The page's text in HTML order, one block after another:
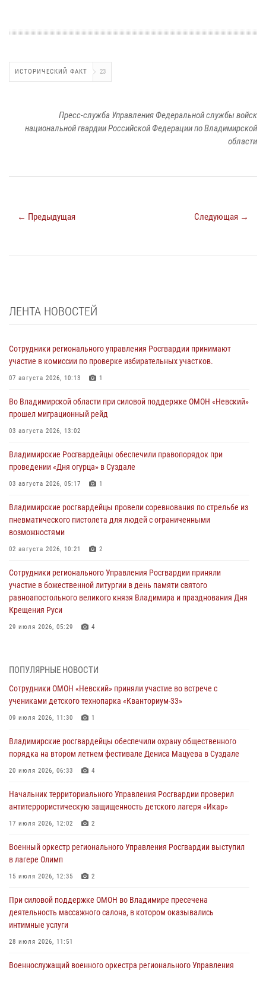
ИСТОРИЧЕСКИЙ ФАКТ 23
Пресс-служба Управления Федеральной службы войск
национальной гвардии Российской Федерации по Владимирской
области
← Предыдущая Следующая →
ЛЕНТА НОВОСТЕЙ
Сотрудники регионального управления Росгвардии принимают
участие в комиссии по проверке избирательных участков.
07 августа 2026, 10:13 1
Во Владимирской области при силовой поддержке ОМОН «Невский»
прошел миграционный рейд
03 августа 2026, 13:02
Владимирские Росгвардейцы обеспечили правопорядок при
проведении «Дня огурца» в Суздале
03 августа 2026, 05:17 1
Владимирские росгвардейцы провели соревнования по стрельбе из
пневматического пистолета для людей с ограниченными
возможностями
02 августа 2026, 10:21 2
Сотрудники регионального Управления Росгвардии приняли
участие в божественной литургии в день памяти святого
равноапостольного великого князя Владимира и празднования Дня
Крещения Руси
29 июля 2026, 05:29 4
интимные услуги
28 июля 2026, 11:51
Во Владимирcкой области открыли профильную Росгвардейскую
27 июля 2026, 16:43 2
Владимирские росгвардейцы обеспечили охрану общественного
20 июля 2026, 06:33 4
Военнослужащий военного оркестра регионального Управления
105-летию Центрального округа
19 июля 2026, 11:17
антитеррористическую защищенность детского лагеря «Икар»
17 июля 2026, 12:02 2
ПОПУЛЯРНЫЕ НОВОСТИ
Сотрудники ОМОН «Невский» приняли участие во встрече с
учениками детского технопарка «Кванториум-33»
09 июля 2026, 11:30 1
Владимирские росгвардейцы обеспечили охрану общественного
порядка на втором летнем фестивале Дениса Мацуева в Суздале
20 июля 2026, 06:33 4
Начальник территориального Управления Росгвардии проверил
антитеррористическую защищенность детского лагеря «Икар»
17 июля 2026, 12:02 2
Военный оркестр регионального Управления Росгвардии выступил
в лагере Олимп
15 июля 2026, 12:35 2
При силовой поддержке ОМОН во Владимире пресечена
деятельность массажного салона, в котором оказывались
интимные услуги
28 июля 2026, 11:51
Военнослужащий военного оркестра регионального Управления